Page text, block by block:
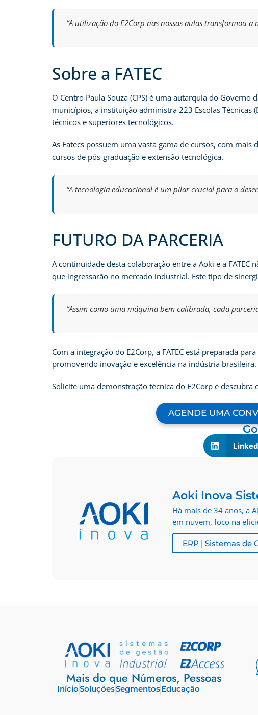
“A utilização do E2Corp nas nossas aulas transformou
Sobre a FATEC
O Centro Paula Souza (CPS) é uma autarquia do
municípios, a instituição administra 223 Escolas Técnicas
técnicos e superiores tecnológicos.
As Fatecs possuem uma vasta gama de cursos, com
cursos de pós-graduação e extensão tecnológica.
“A tecnologia educacional é um pilar crucial para o
FUTURO DA PARCERIA
A continuidade desta colaboração entre a Aoki e a
que ingressarão no mercado industrial. Este tipo de
“Assim como uma máquina bem calibrada, cada
Com a integração do E2Corp, a FATEC está preparada
promovendo inovação e excelência na indústria brasileira.
Solicite uma demonstração técnica do E2Corp e
AGENDE UMA
Aoki Inova
Há mais de 34 anos, a
em nuvem, foco na
ERP | Sistemas de
Mais do que Números, Pessoas
InícioSoluçõesSegmentosEducação